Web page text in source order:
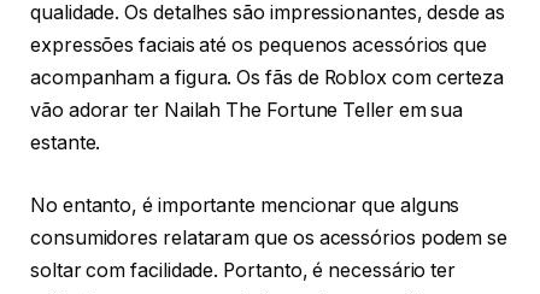
qualidade. Os detalhes são impressionantes, desde as
expressões faciais até os pequenos acessórios que
acompanham a figura. Os fãs de Roblox com certeza
vão adorar ter Nailah The Fortune Teller em sua
estante.
No entanto, é importante mencionar que alguns
consumidores relataram que os acessórios podem se
soltar com facilidade. Portanto, é necessário ter